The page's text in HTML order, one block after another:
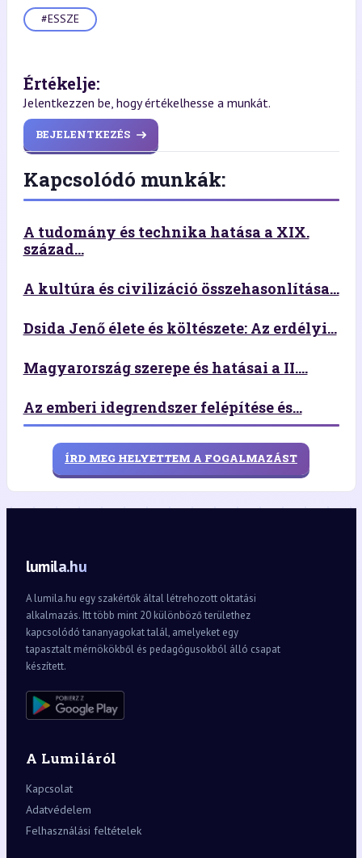
#ESSZE
Értékelje:
Jelentkezzen be, hogy értékelhesse a munkát.
BEJELENTKEZÉS
Kapcsolódó munkák:
A tudomány és technika hatása a XIX.
század...
A kultúra és civilizáció összehasonlítása...
Dsida Jenő élete és költészete: Az erdélyi...
Magyarország szerepe és hatásai a II....
Az emberi idegrendszer felépítése és...
ÍRD MEG HELYETTEM A FOGALMAZÁST
lumila.hu
A lumila.hu egy szakértők által létrehozott oktatási
alkalmazás. Itt több mint 20 különböző területhez
kapcsolódó tananyagokat talál, amelyeket egy
tapasztalt mérnökökből és pedagógusokból álló csapat
készített.
A Lumiláról
Kapcsolat
Adatvédelem
Felhasználási feltételek